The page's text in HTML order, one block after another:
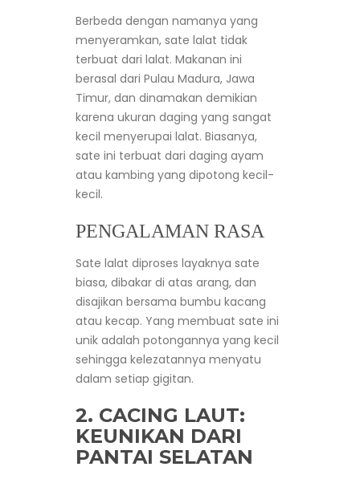
Berbeda dengan namanya yang
menyeramkan, sate lalat tidak
terbuat dari lalat. Makanan ini
berasal dari Pulau Madura, Jawa
Timur, dan dinamakan demikian
karena ukuran daging yang sangat
kecil menyerupai lalat. Biasanya,
sate ini terbuat dari daging ayam
atau kambing yang dipotong kecil-
kecil.
PENGALAMAN RASA
Sate lalat diproses layaknya sate
biasa, dibakar di atas arang, dan
disajikan bersama bumbu kacang
atau kecap. Yang membuat sate ini
unik adalah potongannya yang kecil
sehingga kelezatannya menyatu
dalam setiap gigitan.
2. CACING LAUT:
KEUNIKAN DARI
PANTAI SELATAN